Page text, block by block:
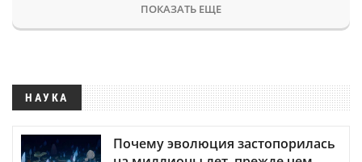
ПОКАЗАТЬ ЕЩЕ
НАУКА
Почему эволюция застопорилась